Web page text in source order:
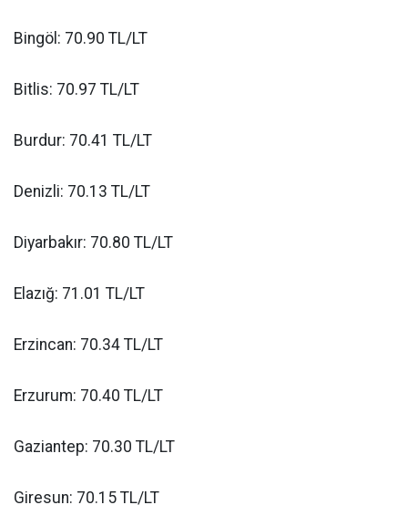
Bingöl: 70.90 TL/LT
Bitlis: 70.97 TL/LT
Burdur: 70.41 TL/LT
Denizli: 70.13 TL/LT
Diyarbakır: 70.80 TL/LT
Elazığ: 71.01 TL/LT
Erzincan: 70.34 TL/LT
Erzurum: 70.40 TL/LT
Gaziantep: 70.30 TL/LT
Giresun: 70.15 TL/LT